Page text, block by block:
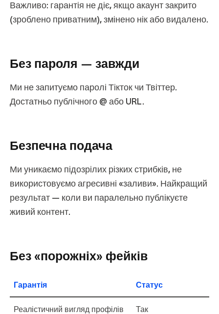
Важливо: гарантія не діє, якщо акаунт закрито
(зроблено приватним), змінено нік або видалено.
Без пароля — завжди
Ми не запитуємо паролі Тікток чи Твіттер.
Достатньо публічного @ або URL.
Безпечна подача
Ми уникаємо підозрілих різких стрибків, не
використовуємо агресивні «заливи». Найкращий
результат — коли ви паралельно публікуєте
живий контент.
Без «порожніх» фейків
Гарантія Статус
Реалістичний вигляд профілів Так